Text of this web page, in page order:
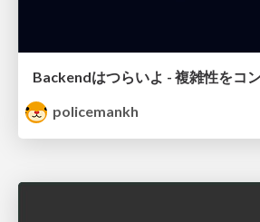
policemankh